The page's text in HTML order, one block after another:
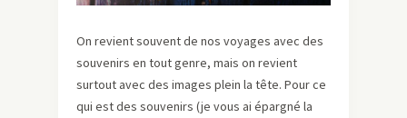
On revient souvent de nos voyages avec des
souvenirs en tout genre, mais on revient
surtout avec des images plein la tête. Pour ce
qui est des souvenirs (je vous ai épargné la